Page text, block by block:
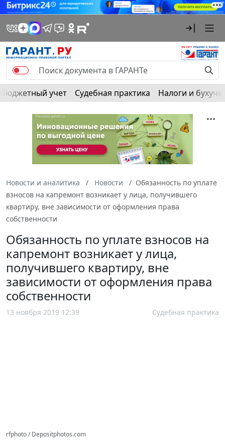
Бюджетный учет Судебная практика Налоги и
Новости и аналитика Новости
Обязанность по уплате
взносов на капремонт возникает у лица, получившего
квартиру, вне зависимости от оформления права
собственности
Обязанность по уплате взносов на
капремонт возникает у лица,
получившего квартиру, вне
зависимости от оформления права
собственности
13 ноября 2019 12:39 Судебная практика
rfphoto / Depositphotos.com